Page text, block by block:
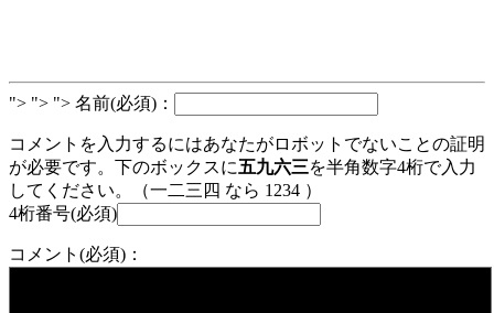
"> "> "> 名前(必須)：
コメントを入力するにはあなたがロボットでないことの証明
が必要です。下のボックスに五九六三を半角数字4桁で入力
してください。（一二三四 なら 1234 ）
4桁番号(必須)
コメント(必須)：